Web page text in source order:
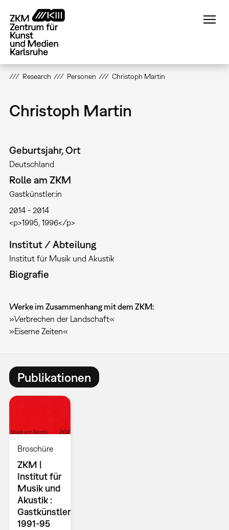
zum
Inhalt
Research Personen Christoph Martin
Christoph Martin
Geburtsjahr, Ort
Deutschland
Rolle am ZKM
Gastkünstler:in
2014
2014
<p>1995, 1996</p>
Institut / Abteilung
Institut für Musik und Akustik
Biografie
Werke im Zusammenhang mit dem ZKM:
»Verbrechen der Landschaft«
»Eiserne Zeiten«
Publikationen
Broschüre
ZKM |
Institut für
Musik und
Akustik :
Gastkünstler
1991-95